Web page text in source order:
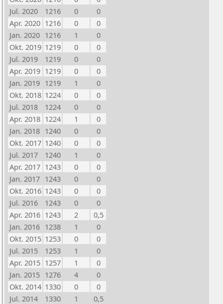
Jul. 2020
1216 0
0
Apr. 2020 1216 0
0
Jan. 2020 1216 1
0
Okt. 2019 1219 0
0
Jul. 2019
1219 0
0
Apr. 2019 1219 0
0
Jan. 2019 1219 1
0
Okt. 2018 1224 0
0
Jul. 2018
1224 0
0
Apr. 2018 1224 1
0
Jan. 2018 1240 0
0
Okt. 2017 1240 0
0
Jul. 2017
1240 1
0
Apr. 2017 1243 0
0
Jan. 2017 1243 0
0
Okt. 2016 1243 0
0
Jul. 2016
1243 0
0
Apr. 2016 1243 2
0,5
Jan. 2016 1238 1
0
Okt. 2015 1253 0
0
Jul. 2015
1253 1
0
Apr. 2015 1257 1
0
Jan. 2015 1276 4
0
Okt. 2014 1330 0
0
Jul. 2014
1330 1
0,5